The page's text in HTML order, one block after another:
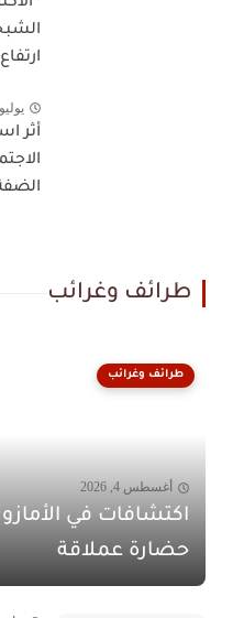
يوليو 22, 2026
أثر
طرائف وغرائب
طرائف وغرائب
أغسطس 4, 2026
اكتشافات في
حضارة عملاقة